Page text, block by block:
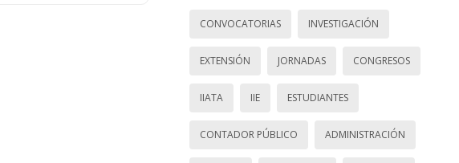
CONVOCATORIAS INVESTIGACIÓN
EXTENSIÓN JORNADAS CONGRESOS
IIATA IIE ESTUDIANTES
CONTADOR PÚBLICO ADMINISTRACIÓN